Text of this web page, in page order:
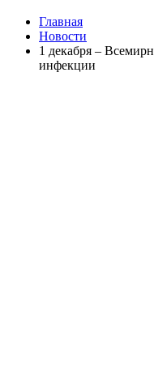
Главная
Новости
1 декабря –
инфекции